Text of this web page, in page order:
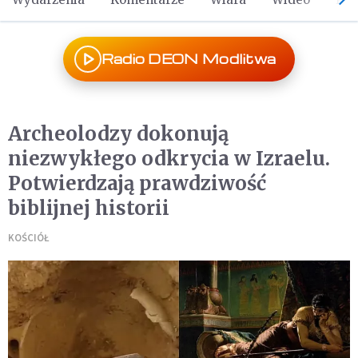
Radio DEON Modlitwa
Archeolodzy dokonują
niezwykłego odkrycia w Izraelu.
Potwierdzają prawdziwość
biblijnej historii
KOŚCIÓŁ